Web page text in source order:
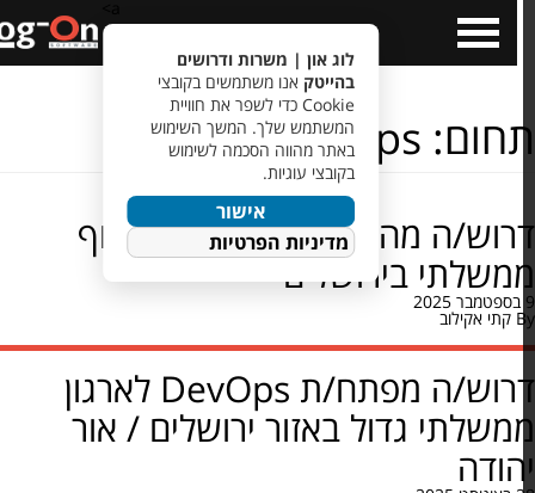
Open
Menu
DevOps
דרוש/ה מהנדס/ת DevOps לגוף
בירושלים
קתי אקילוב
דרוש/ה מפתח/ת DevOps לארגון
גדול באזור ירושלים / אור
לוג און | משרות ודרושים
בהייטקאנו משתמשים בקובצי
Cookie כדי לשפר את חוויית
המשתמש שלך. המשך השימוש
באתר מהווה הסכמה לשימוש
בקובצי עוגיות.
אישור
מדיניות הפרטיות